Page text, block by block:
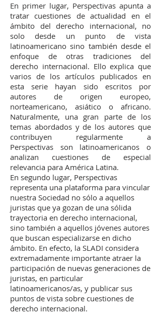
En primer lugar, Perspectivas apunta a
tratar cuestiones de actualidad en el
ámbito del derecho internacional, no
solo desde un punto de vista
latinoamericano sino también desde el
enfoque de otras tradiciones del
derecho internacional. Ello explica que
varios de los artículos publicados en
esta serie hayan sido escritos por
autores de origen europeo,
norteamericano, asiático o africano.
Naturalmente, una gran parte de los
temas abordados y de los autores que
contribuyen regularmente a
Perspectivas son latinoamericanos o
analizan cuestiones de especial
relevancia para América Latina.
En segundo lugar, Perspectivas
representa una plataforma para vincular
nuestra Sociedad no sólo a aquellos
juristas que ya gozan de una sólida
trayectoria en derecho internacional,
sino también a aquellos jóvenes autores
que buscan especializarse en dicho
ámbito. En efecto, la SLADI considera
extremadamente importante atraer la
participación de nuevas generaciones de
juristas, en particular
latinoamericanos/as, y publicar sus
puntos de vista sobre cuestiones de
derecho internacional.